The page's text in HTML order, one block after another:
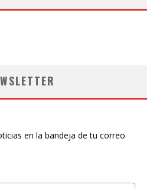
en la bandeja de tu correo